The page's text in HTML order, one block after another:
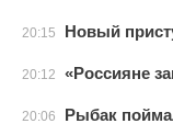
20:15 Новый
20:12 «Россияне
20:06 Рыбак